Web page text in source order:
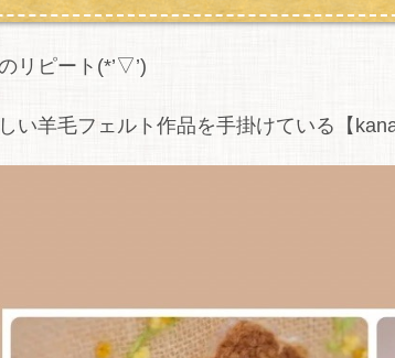
リピート(*’▽’)
い羊毛フェルト作品を手掛けている【